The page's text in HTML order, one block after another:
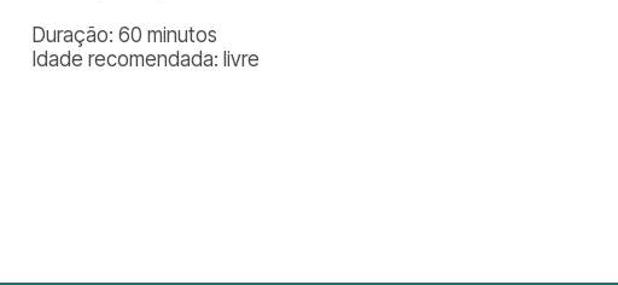
Duração: 60 minutos
Idade recomendada: livre